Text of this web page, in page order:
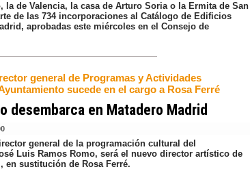
la de Valencia, la casa de Arturo Soria o la Ermita de San
de las 734 incorporaciones al Catálogo de Edificios
aprobadas este miércoles en el Consejo de
general de Programas y Actividades
sucede en el cargo a Rosa Ferré
desembarca en Matadero Madrid
general de la programación cultural del
Luis Ramos Romo, será el nuevo director artístico de
en sustitución de Rosa Ferré.